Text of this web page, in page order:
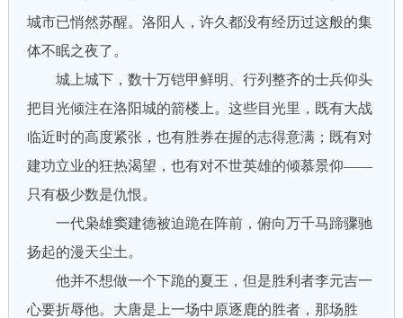
城市已悄然苏醒。洛阳人，许久都没有经历过这般的集
体不眠之夜了。
城上城下，数十万铠甲鲜明、行列整齐的士兵仰头
把目光倾注在洛阳城的箭楼上。这些目光里，既有大战
临近时的高度紧张，也有胜券在握的志得意满；既有对
建功立业的狂热渴望，也有对不世英雄的倾慕景仰——
只有极少数是仇恨。
一代枭雄窦建德被迫跪在阵前，俯向万千马蹄骤驰
扬起的漫天尘土。
他并不想做一个下跪的夏王，但是胜利者李元吉一
心要折辱他。大唐是上一场中原逐鹿的胜者，那场胜